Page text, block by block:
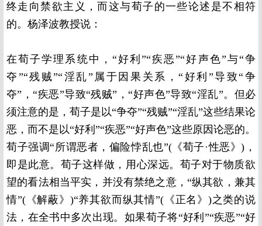
终走向禁欲主义，而这与荀子的一些论述是不相符
的。杨泽波教授说：
在荀子学理系统中，“好利”“疾恶”“好声色”与“争
夺”“残贼”“淫乱”属于因果关系，“好利”导致“争
夺”，“疾恶”导致“残贼”，“好声色”导致“淫乱”。但必
须注意的是，荀子是以“争夺”“残贼”“淫乱”这些结果论
恶，而不是以“好利”“疾恶”“好声色”这些原因论恶的。
荀子强调“所谓恶者，偏险悖乱也”(《荀子·性恶》)，
即是此意。荀子这样做，用心深远。荀子对于物质欲
望的看法相当平实，并没有禁绝之意，“纵其欲，兼其
情”(《解蔽》)“养其欲而纵其情”(《正名》)之类的说
法，在全书中多次出现。如果荀子将“好利”“疾恶”“好